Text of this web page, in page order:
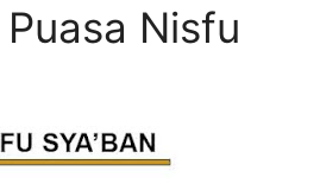
Nisfu